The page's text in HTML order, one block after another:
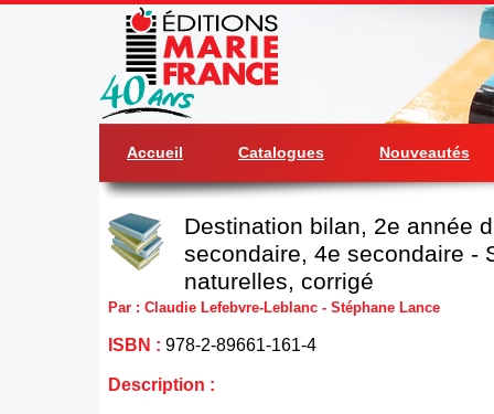
Accueil Catalogues Nouveautés
Destination bilan, 2e année
secondaire, 4e secondaire -
naturelles, corrigé
Par : Claudie Lefebvre-Leblanc - Stéphane Lance
ISBN : 978-2-89661-161-4
Description :